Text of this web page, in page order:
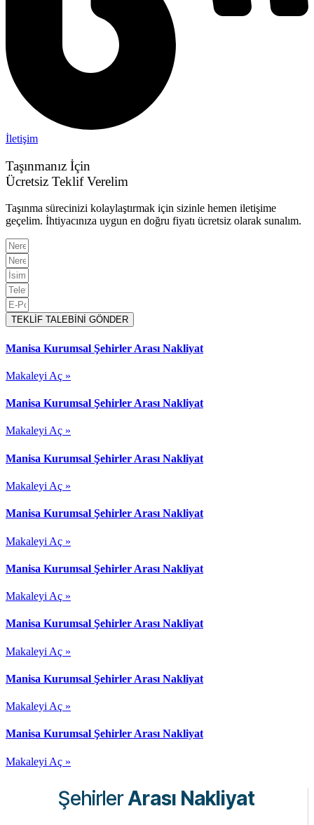
İletişim
Taşınmanız İçin
Ücretsiz Teklif Verelim
Taşınma sürecinizi kolaylaştırmak için sizinle hemen iletişime
geçelim. İhtiyacınıza uygun en doğru fiyatı ücretsiz olarak sunalım.
TEKLİF TALEBİNİ GÖNDER
Manisa Kurumsal Şehirler Arası Nakliyat
Makaleyi Aç »
Manisa Kurumsal Şehirler Arası Nakliyat
Makaleyi Aç »
Manisa Kurumsal Şehirler Arası Nakliyat
Makaleyi Aç »
Manisa Kurumsal Şehirler Arası Nakliyat
Makaleyi Aç »
Manisa Kurumsal Şehirler Arası Nakliyat
Makaleyi Aç »
Manisa Kurumsal Şehirler Arası Nakliyat
Makaleyi Aç »
Manisa Kurumsal Şehirler Arası Nakliyat
Makaleyi Aç »
Manisa Kurumsal Şehirler Arası Nakliyat
Makaleyi Aç »
ŞehirlerArası Nakliyat